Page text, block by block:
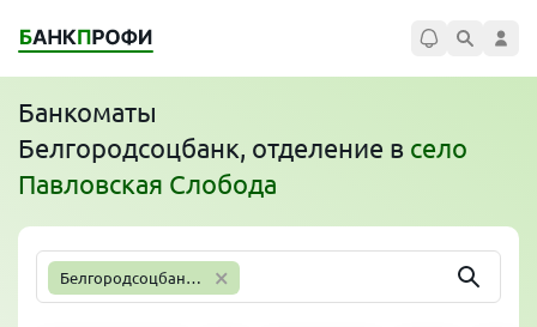
Банкоматы
Белгородсоцбанк, отделение в село
Павловская Слобода
Белгородсоцбанк, отделение ×